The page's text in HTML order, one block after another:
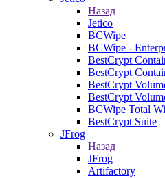
Назад
Jetico
BCWipe
BCWipe -
BestCrypt
BestCrypt
BestCrypt
BestCrypt
BCWipe Total
BestCrypt Suite
JFrog
Назад
JFrog
Artifactory